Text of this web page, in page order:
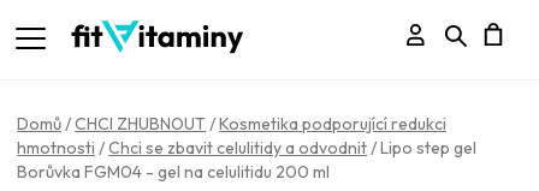
Přihlášení
Hledat
Domů/CHCI ZHUBNOUT/Kosmetika podporující redukci
hmotnosti /Chci se zbavit celulitidy a odvodnit/Lipo step gel
Borůvka FGM04 - gel na celulitidu 200 ml